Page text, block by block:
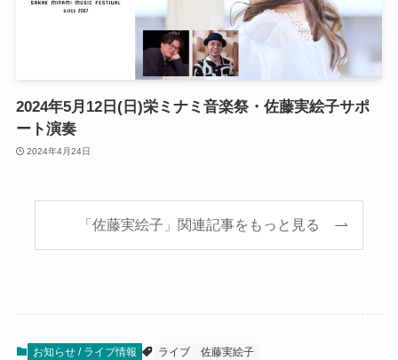
2024年5月12日(日)栄ミナミ音楽祭・佐藤実絵子サポ
ート演奏
2024年4月24日
「佐藤実絵子」関連記事をもっと見る
お知らせ / ライブ情報 ライブ 佐藤実絵子